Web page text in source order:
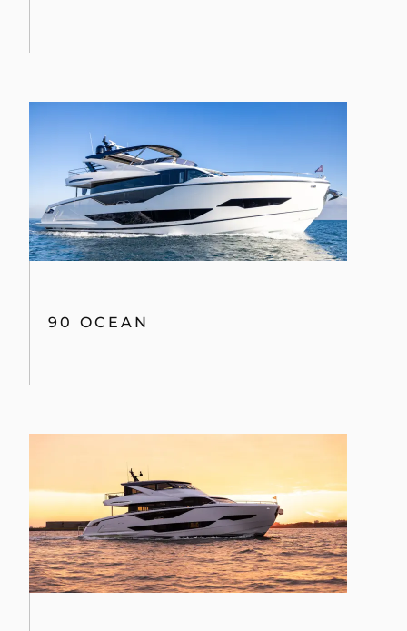
90 OCEAN